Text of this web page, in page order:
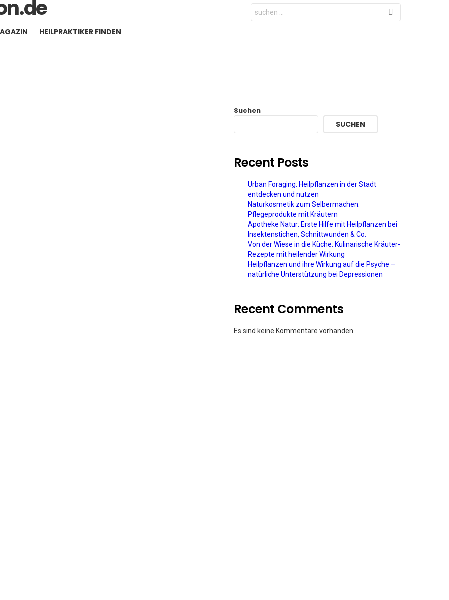
Search
for:
HEILPRAKTIKER FINDEN
Suchen
SUCHEN
Recent Posts
Urban Foraging: Heilpflanzen in der Stadt
entdecken und nutzen
Naturkosmetik zum Selbermachen:
Pflegeprodukte mit Kräutern
Apotheke Natur: Erste Hilfe mit Heilpflanzen bei
Insektenstichen, Schnittwunden & Co.
Von der Wiese in die Küche: Kulinarische Kräuter-
Rezepte mit heilender Wirkung
Heilpflanzen und ihre Wirkung auf die Psyche –
natürliche Unterstützung bei Depressionen
Recent Comments
Es sind keine Kommentare vorhanden.